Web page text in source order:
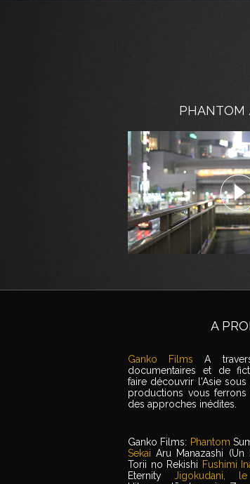
PHANTOM
A
Ganko FilmsA
documentaires et de
faire découvrir l'Asie
productions vous
des approches inédites.
Ganko Films: Phantom
SekaiAru Manazashi (Un
Torii no Rekishi Fushimi
Eternity Jigokudani,